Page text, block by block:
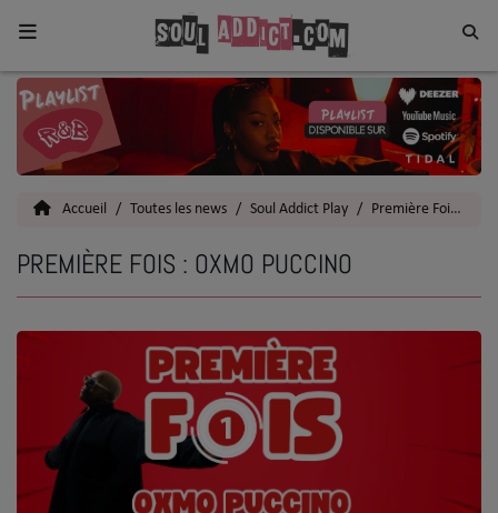
Home
Toutes les News
Actu
Interviews
Talents
Top 5
Accueil Toutes les news Soul Addict Play Première Fois
PREMIÈRE FOIS : OXMO PUCCINO